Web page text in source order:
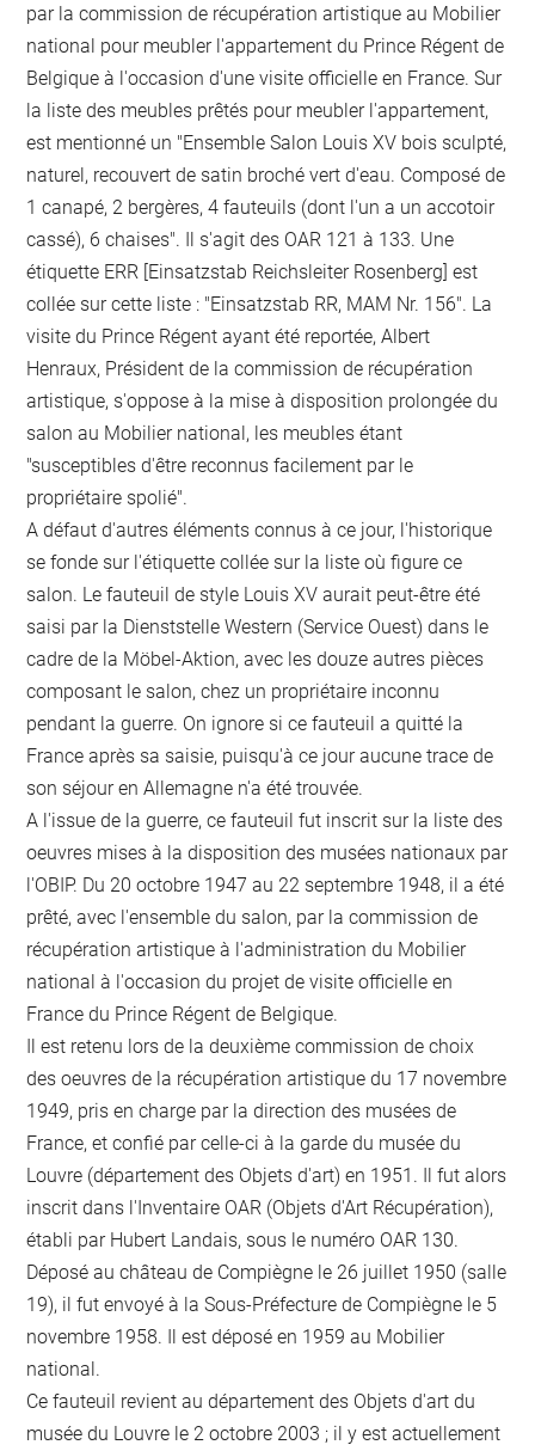
par la commission de récupération artistique au Mobilier
national pour meubler l'appartement du Prince Régent de
Belgique à l'occasion d'une visite officielle en France. Sur
la liste des meubles prêtés pour meubler l'appartement,
est mentionné un "Ensemble Salon Louis XV bois sculpté,
naturel, recouvert de satin broché vert d'eau. Composé de
1 canapé, 2 bergères, 4 fauteuils (dont l'un a un accotoir
cassé), 6 chaises". Il s'agit des OAR 121 à 133. Une
étiquette ERR [Einsatzstab Reichsleiter Rosenberg] est
collée sur cette liste : "Einsatzstab RR, MAM Nr. 156". La
visite du Prince Régent ayant été reportée, Albert
Henraux, Président de la commission de récupération
artistique, s'oppose à la mise à disposition prolongée du
salon au Mobilier national, les meubles étant
"susceptibles d'être reconnus facilement par le
propriétaire spolié".
A défaut d'autres éléments connus à ce jour, l'historique
se fonde sur l'étiquette collée sur la liste où figure ce
salon. Le fauteuil de style Louis XV aurait peut-être été
saisi par la Dienststelle Western (Service Ouest) dans le
cadre de la Möbel-Aktion, avec les douze autres pièces
composant le salon, chez un propriétaire inconnu
pendant la guerre. On ignore si ce fauteuil a quitté la
France après sa saisie, puisqu'à ce jour aucune trace de
son séjour en Allemagne n'a été trouvée.
A l'issue de la guerre, ce fauteuil fut inscrit sur la liste des
oeuvres mises à la disposition des musées nationaux par
l'OBIP. Du 20 octobre 1947 au 22 septembre 1948, il a été
prêté, avec l'ensemble du salon, par la commission de
récupération artistique à l'administration du Mobilier
national à l'occasion du projet de visite officielle en
France du Prince Régent de Belgique.
Il est retenu lors de la deuxième commission de choix
des oeuvres de la récupération artistique du 17 novembre
1949, pris en charge par la direction des musées de
France, et confié par celle-ci à la garde du musée du
Louvre (département des Objets d'art) en 1951. Il fut alors
inscrit dans l'Inventaire OAR (Objets d'Art Récupération),
établi par Hubert Landais, sous le numéro OAR 130.
Déposé au château de Compiègne le 26 juillet 1950 (salle
19), il fut envoyé à la Sous-Préfecture de Compiègne le 5
novembre 1958. Il est déposé en 1959 au Mobilier
national.
Ce fauteuil revient au département des Objets d'art du
musée du Louvre le 2 octobre 2003 ; il y est actuellement